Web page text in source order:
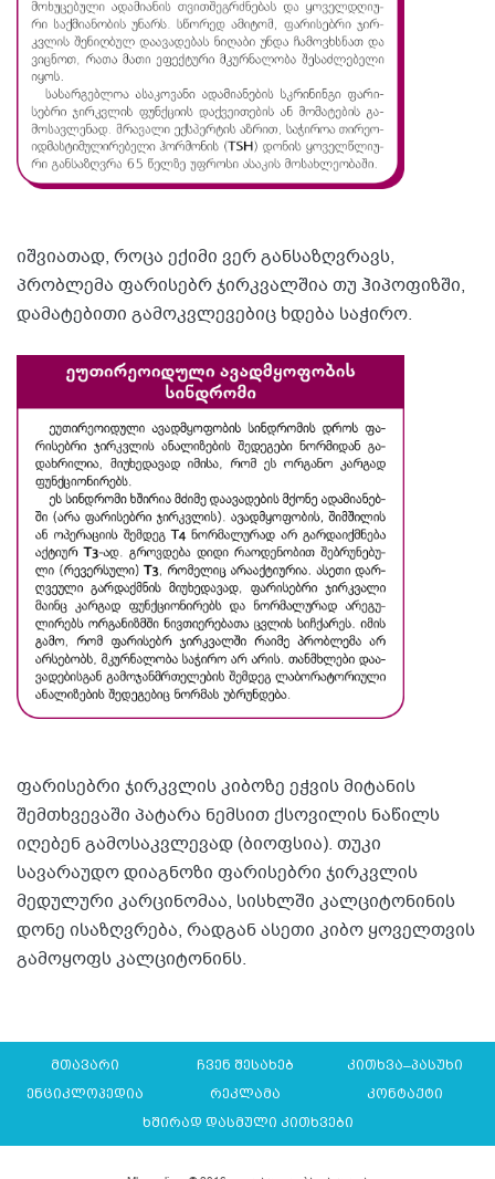
იშვიათად, როცა ექიმი ვერ განსაზღვრავს,
პრობლემა ფარისებრ ჯირკვალშია თუ ჰიპოფიზში,
დამატებითი გამოკვლევებიც ხდება საჭირო.
ფარისებრი ჯირკვლის კიბოზე ეჭვის მიტანის
შემთხვევაში პატარა ნემსით ქსოვილის ნაწილს
იღებენ გამოსაკვლევად (ბიოფსია). თუკი
სავარაუდო დიაგნოზი ფარისებრი ჯირკვლის
მედულური კარცინომაა, სისხლში კალციტონინის
დონე ისაზღვრება, რადგან ასეთი კიბო ყოველთვის
გამოყოფს კალციტონინს.
მთავარი ჩვენ შესახებ
კითხვა–პასუხი
ენციკლოპედია
რეკლამა
კონტაქტი
ხშირად დასმული კითხვები